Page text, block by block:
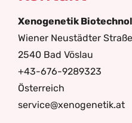
Xenogenetik
Wiener Neustädter
2540 Bad Vöslau
+43-676-9289323
Österreich
service@xenogenetik.at